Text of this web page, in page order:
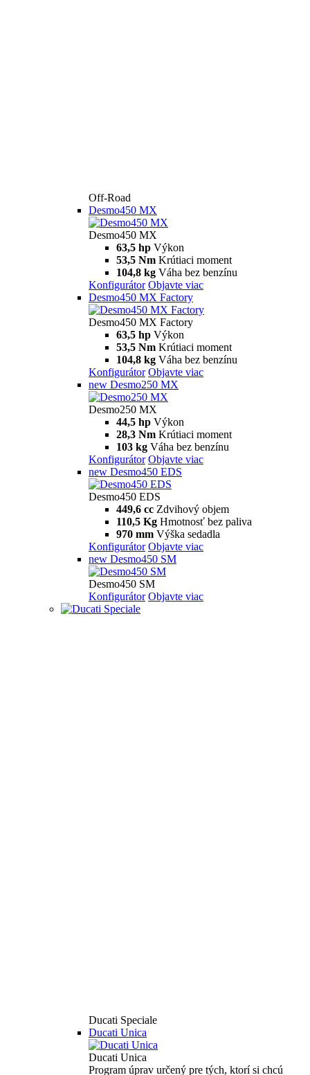
Off-Road
Desmo450 MX
Desmo450 MX
63,5 hp Výkon
53,5 Nm Krútiaci moment
104,8 kg Váha bez benzínu
Konfigurátor Objavte viac
Desmo450 MX Factory
Desmo450 MX Factory
63,5 hp Výkon
53,5 Nm Krútiaci moment
104,8 kg Váha bez benzínu
Konfigurátor Objavte viac
new Desmo250 MX
Desmo250 MX
44,5 hp Výkon
28,3 Nm Krútiaci moment
103 kg Váha bez benzínu
Konfigurátor Objavte viac
new Desmo450 EDS
Desmo450 EDS
449,6 cc Zdvihový objem
110,5 Kg Hmotnosť bez paliva
970 mm Výška sedadla
Konfigurátor Objavte viac
new Desmo450 SM
Desmo450 SM
Konfigurátor Objavte viac
Ducati Speciale
Ducati Unica
Ducati Unica
Program úprav určený pre tých, ktorí si chcú